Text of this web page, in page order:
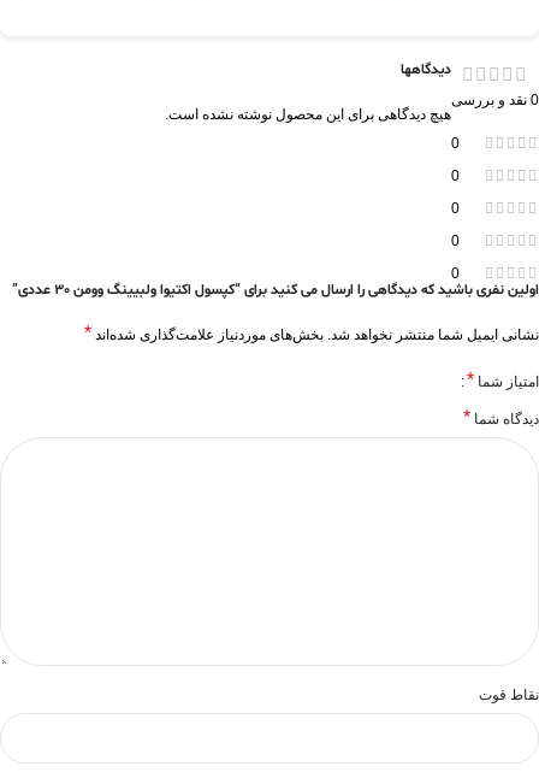
0 نقد و بررسی
0
0
0
0
0
دیدگاهها
هیچ دیدگاهی برای این محصول نوشته نشده است.
اولین نفری باشید که دیدگاهی را ارسال می کنید برای “کپسول اکتیوا ولبیینگ وومن 30 عددی”
نشانی ایمیل شما منتشر نخواهد شد. بخش‌های موردنیاز علامت‌گذاری شده‌اند *
امتیاز شما *
دیدگاه شما *
نقاط قوت